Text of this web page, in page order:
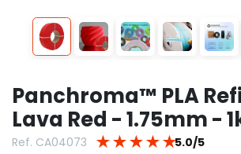
Panchroma™ PLA
Lava Red - 1.75mm -
Ref. CA04073 ★ ★ ★ ★ ★5.0/5